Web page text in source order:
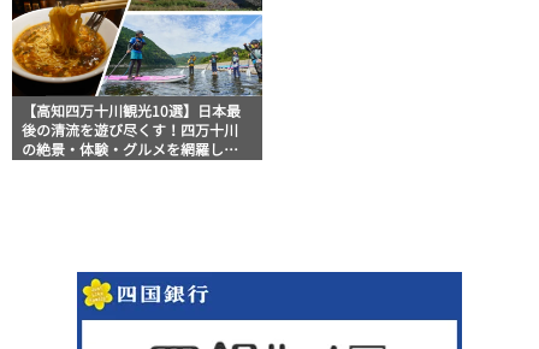
【高知四万十川観光10選】日本最
後の清流を遊び尽くす！四万十川
の絶景・体験・グルメを網羅した